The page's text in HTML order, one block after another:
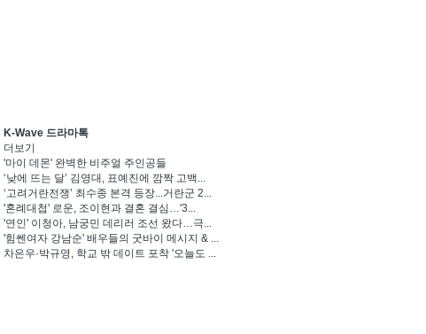
K-Wave 드라마톡
더보기
'마이 데몬' 완벽한 비주얼 주인공들
‘낮에 뜨는 달’ 김영대, 표예진에 깜짝 고백...
‘고려거란전쟁’ 최수종 본격 등장...거란군 2...
'혼례대첩' 로운, 조이현과 결혼 결심…'3...
'연인' 이청아, 남궁민 데리러 조선 왔다…극...
'힘쎈여자 강남순' 배우들의 굿바이 메시지 & ...
차은우·박규영, 학교 밖 데이트 포착 '오늘도 ...